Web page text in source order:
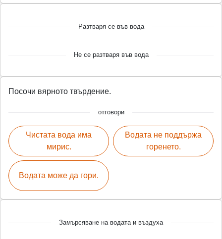
Разтваря се във вода
Не се разтваря във вода
Посочи вярното твърдение.
отговори
Чистата вода има
мирис.
Водата може да гори.
Водата не поддържа
горенето.
Замърсяване на водата и въздуха